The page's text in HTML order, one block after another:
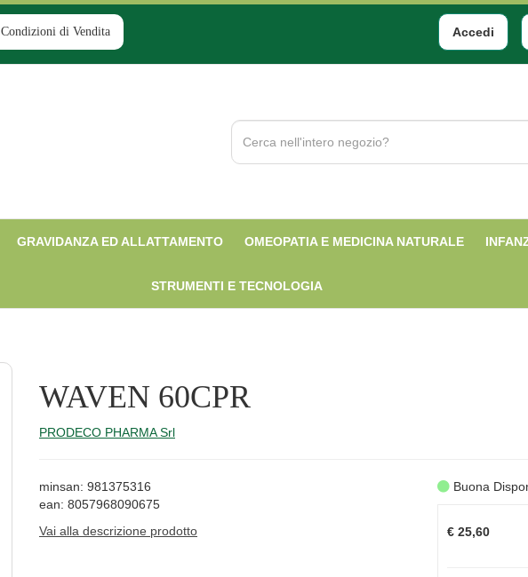
Condizioni di Vendita Accedi
Cerca
Prodotto
GRAVIDANZA ED ALLATTAMENTO OMEOPATIA E MEDICINA NATURALE
STRUMENTI E TECNOLOGIA
WAVEN 60CPR
PRODECO PHARMA Srl
minsan: 981375316
ean: 8057968090675
Vai alla descrizione prodotto
Buona
€ 25,60